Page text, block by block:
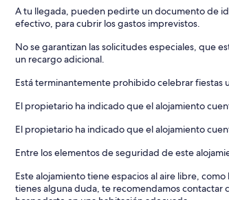
A tu llegada, pueden pedirte un documento de
efectivo, para cubrir los gastos imprevistos.
No se garantizan las solicitudes especiales, que
un recargo adicional.
Está terminantemente prohibido celebrar fiestas
El propietario ha indicado que el alojamiento
El propietario ha indicado que el alojamiento
Entre los elementos de seguridad de este
Este alojamiento tiene espacios al aire libre,
tienes alguna duda, te recomendamos contactar